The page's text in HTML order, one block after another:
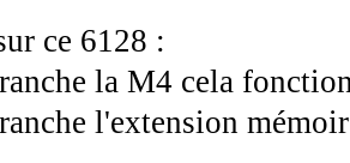
ce 6128 :
la M4 cela
l'extension